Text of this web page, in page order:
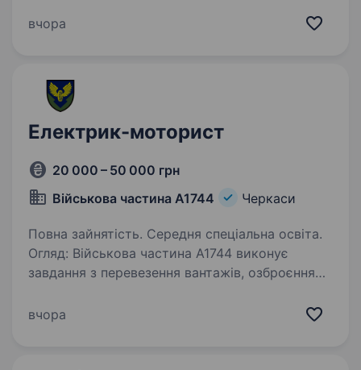
прикордонний загін «СТАЛЕВИЙ КОРДОН»
вчора
Електрик-моторист
20 000 – 50 000 грн
Військова частина А1744
Черкаси
Повна зайнятість. Середня спеціальна освіта.
Огляд: Військова частина А1744 виконує
завдання з перевезення вантажів, озброєння
України. Обов’язки обслуговування та ремонт
вчора